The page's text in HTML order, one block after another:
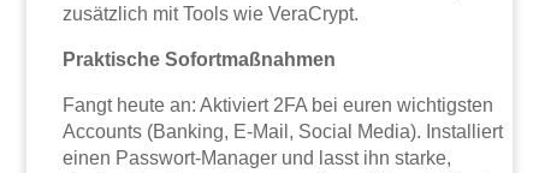
zusätzlich mit Tools wie VeraCrypt.
Praktische Sofortmaßnahmen
Fangt heute an: Aktiviert 2FA bei euren wichtigsten
Accounts (Banking, E-Mail, Social Media). Installiert
einen Passwort-Manager und lasst ihn starke,